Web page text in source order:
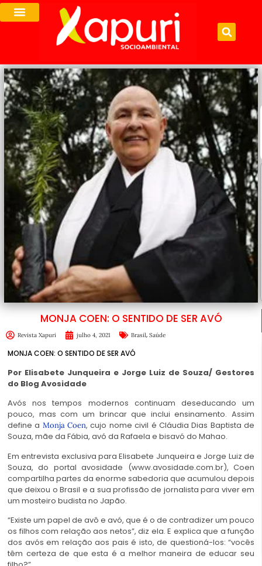
MONJA COEN: O SENTIDO DE SER AVÓ
Revista Xapuri julho 4, 2021 Brasil, Saúde
MONJA COEN: O SENTIDO DE SER AVÓ
Por Elisabete Junqueira e Jorge Luiz de Souza/ Gestores
do Blog Avosidade
Avós nos tempos modernos continuam deseducando um
pouco, mas com um brincar que inclui ensinamento. Assim
define a Monja Coen, cujo nome civil é Cláudia Dias Baptista de
Souza, mãe da Fábia, avó da Rafaela e bisavó do Mahao.
Em entrevista exclusiva para Elisabete Junqueira e Jorge Luiz de
Souza, do portal avosidade (www.avosidade.com.br), Coen
compartilha partes da enorme sabedoria que acumulou depois
que deixou o Brasil e a sua profissão de jornalista para viver em
um mosteiro budista no Japão.
“Existe um papel de avô e avó, que é o de contradizer um pouco
os filhos com relação aos netos”, diz ela. E explica que a função
dos avós em relação aos pais é isto, de questioná-los: “vocês
têm certeza de que esta é a melhor maneira de educar seu